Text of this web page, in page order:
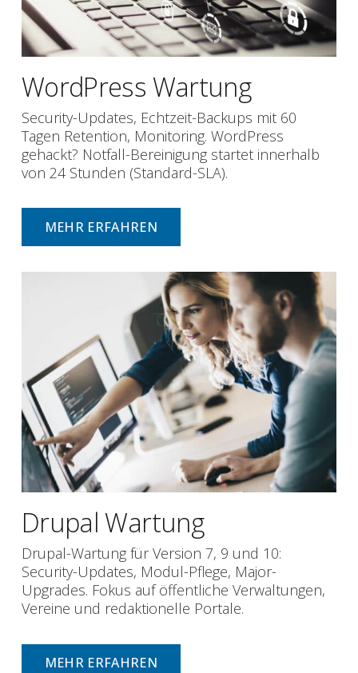
WordPress Wartung
Security-Updates, Echtzeit-Backups mit 60
Tagen Retention, Monitoring. WordPress
gehackt? Notfall-Bereinigung startet innerhalb
von 24 Stunden (Standard-SLA).
MEHR ERFAHREN
Drupal Wartung
Drupal-Wartung für Version 7, 9 und 10:
Security-Updates, Modul-Pflege, Major-
Upgrades. Fokus auf öffentliche Verwaltungen,
Vereine und redaktionelle Portale.
MEHR ERFAHREN